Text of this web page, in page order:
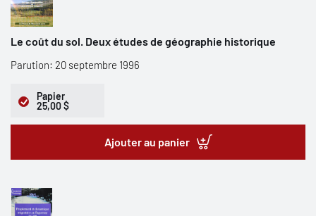
Le coût du sol. Deux études de géographie historique
Parution: 20 septembre 1996
Papier
25,00 $
Ajouter au panier